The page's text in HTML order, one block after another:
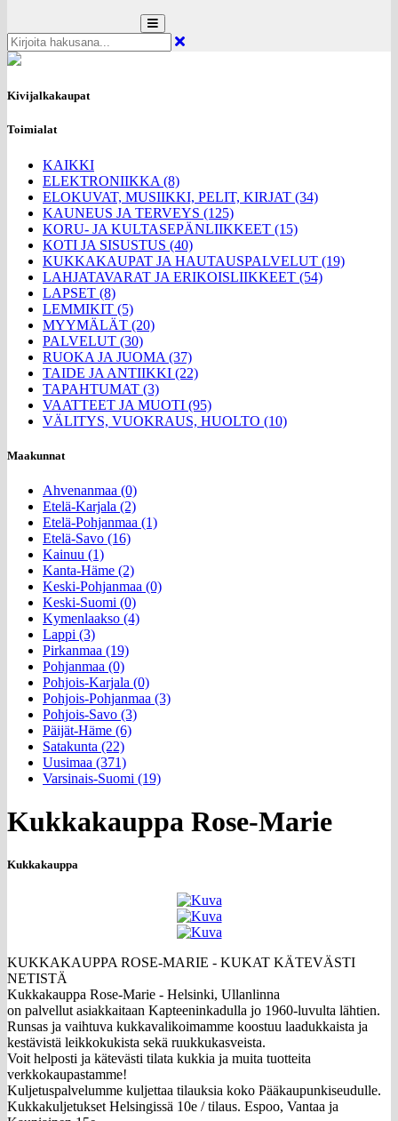
Kivijalkakaupat
Toimialat
KAIKKI
ELEKTRONIIKKA (8)
ELOKUVAT, MUSIIKKI, PELIT, KIRJAT (34)
KAUNEUS JA TERVEYS (125)
KORU- JA KULTASEPÄNLIIKKEET (15)
KOTI JA SISUSTUS (40)
KUKKAKAUPAT JA HAUTAUSPALVELUT (19)
LAHJATAVARAT JA ERIKOISLIIKKEET (54)
LAPSET (8)
LEMMIKIT (5)
MYYMÄLÄT (20)
PALVELUT (30)
RUOKA JA JUOMA (37)
TAIDE JA ANTIIKKI (22)
TAPAHTUMAT (3)
VAATTEET JA MUOTI (95)
VÄLITYS, VUOKRAUS, HUOLTO (10)
Maakunnat
Ahvenanmaa (0)
Etelä-Karjala (2)
Etelä-Pohjanmaa (1)
Etelä-Savo (16)
Kainuu (1)
Kanta-Häme (2)
Keski-Pohjanmaa (0)
Keski-Suomi (0)
Kymenlaakso (4)
Lappi (3)
Pirkanmaa (19)
Pohjanmaa (0)
Pohjois-Karjala (0)
Pohjois-Pohjanmaa (3)
Pohjois-Savo (3)
Päijät-Häme (6)
Satakunta (22)
Uusimaa (371)
Varsinais-Suomi (19)
Kukkakauppa Rose-Marie
Kukkakauppa
KUKKAKAUPPA ROSE-MARIE - KUKAT KÄTEVÄSTI
NETISTÄ
Kukkakauppa Rose-Marie - Helsinki, Ullanlinna
on palvellut asiakkaitaan Kapteeninkadulla jo 1960-luvulta lähtien.
Runsas ja vaihtuva kukkavalikoimamme koostuu laadukkaista ja
kestävistä leikkokukista sekä ruukkukasveista.
Voit helposti ja kätevästi tilata kukkia ja muita tuotteita
verkkokaupastamme!
Kuljetuspalvelumme kuljettaa tilauksia koko Pääkaupunkiseudulle.
Kukkakuljetukset Helsingissä 10e / tilaus. Espoo, Vantaa ja